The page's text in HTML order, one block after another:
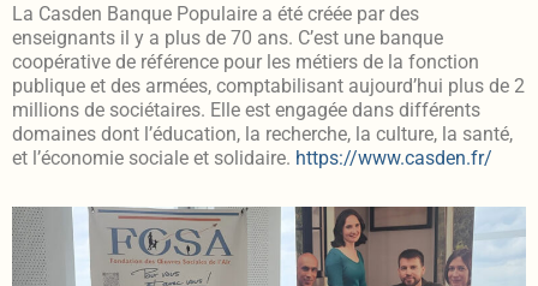
La Casden Banque Populaire a été créée par des
enseignants il y a plus de 70 ans. C’est une banque
coopérative de référence pour les métiers de la fonction
publique et des armées, comptabilisant aujourd’hui plus de 2
millions de sociétaires. Elle est engagée dans différents
domaines dont l’éducation, la recherche, la culture, la santé,
et l’économie sociale et solidaire. https://www.casden.fr/